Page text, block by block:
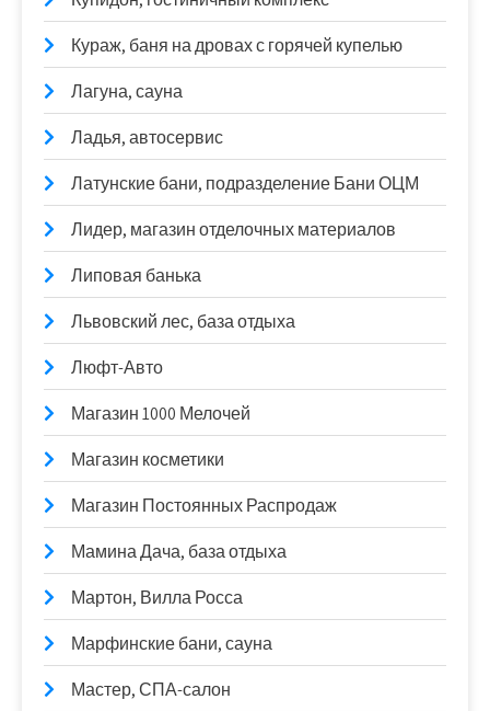
Кураж, баня на дровах с горячей купелью
Лагуна, сауна
Ладья, автосервис
Латунские бани, подразделение Бани ОЦМ
Лидер, магазин отделочных материалов
Липовая банька
Львовский лес, база отдыха
Люфт-Авто
Магазин 1000 Мелочей
Магазин косметики
Магазин Постоянных Распродаж
Мамина Дача, база отдыха
Мартон, Вилла Росса
Марфинские бани, сауна
Мастер, СПА-салон